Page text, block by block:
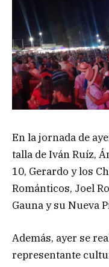
En la jornada de
talla de Iván Ruíz,
10, Gerardo y los
Románticos, Joel
Gauna y su Nueva
Además, ayer se
representante